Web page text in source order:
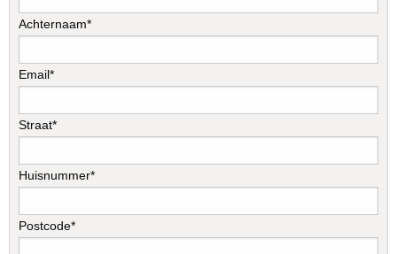
Achternaam*
Email*
Straat*
Huisnummer*
Postcode*